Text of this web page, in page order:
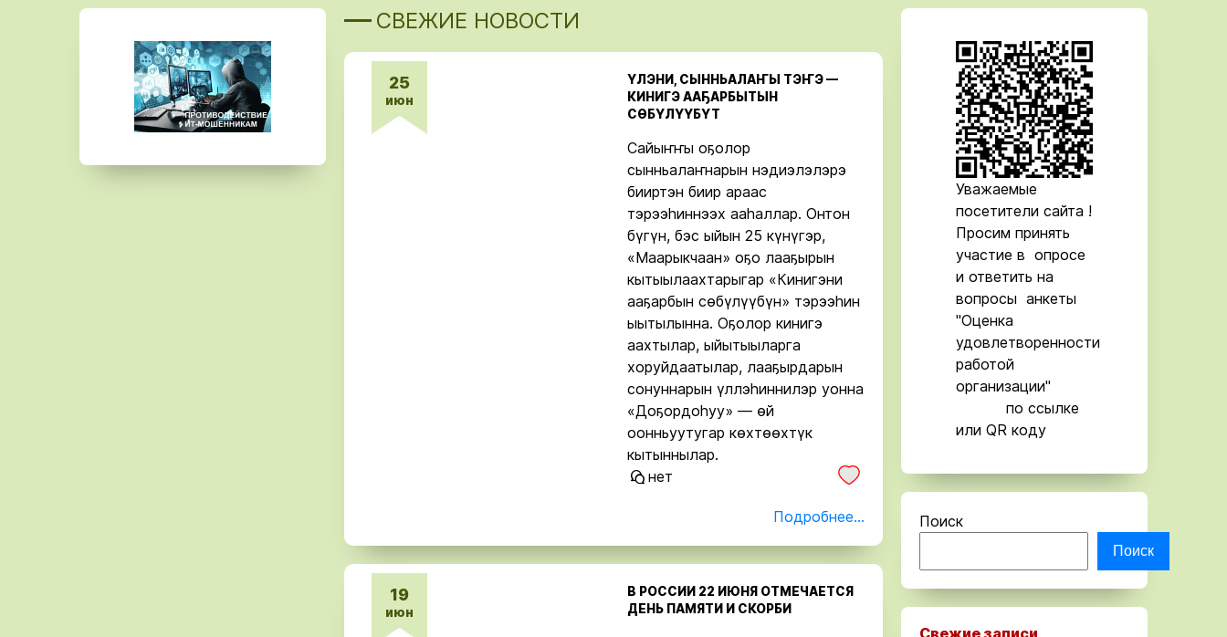
СВЕЖИЕ НОВОСТИ
25
июн
ҮЛЭНИ, СЫННЬАЛАҤЫ ТЭҤЭ —
КИНИГЭ ААҔАРБЫТЫН
СӨБҮЛҮҮБҮТ
Сайыҥҥы оҕолор
сынньалаҥнарын нэдиэлэлэрэ
бииртэн биир араас
тэрээһиннээх ааһаллар. Онтон
бүгүн, бэс ыйын 25 күнүгэр,
«Маарыкчаан» оҕо лааҕырын
кытыылаахтарыгар «Кинигэни
ааҕарбын сөбүлүүбүн» тэрээһин
ыытылынна. Оҕолор кинигэ
аахтылар, ыйытыыларга
хоруйдаатылар, лааҕырдарын
сонуннарын үллэһиннилэр уонна
«Доҕордоһуу» — өй
оонньуутугар көхтөөхтүк
кытыннылар.
нет
Подробнее...
19
июн
В РОССИИ 22 ИЮНЯ ОТМЕЧАЕТСЯ
ДЕНЬ ПАМЯТИ И СКОРБИ
Уважаемые
посетители сайта !
Просим принять
участие в опросе
и ответить на
вопросы анкеты
"Оценка
удовлетворенности
работой
организации"
по ссылке
или QR коду
Поиск
Поиск
Свежие записи